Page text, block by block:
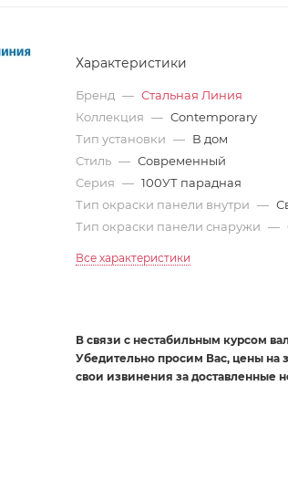
Характеристики
Бренд — Стальная Линия
Коллекция — Contemporary
Тип установки — В дом
Стиль — Современный
Серия — 100УТ парадная
Тип окраски панели внутри —
Тип окраски панели снаружи —
Все характеристики
В связи с нестабильным курсом
Убедительно просим Вас, цены на
свои извинения за доставленные